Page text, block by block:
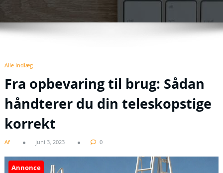
Alle Indlæg
Fra opbevaring til brug: Sådan
håndterer du din teleskopstige
korrekt
Af juni 3, 2023 0
Annonce